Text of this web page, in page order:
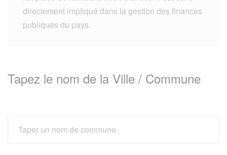
directement impliqué dans la gestion des finances
publiques du pays.
Tapez le nom de la Ville / Commune